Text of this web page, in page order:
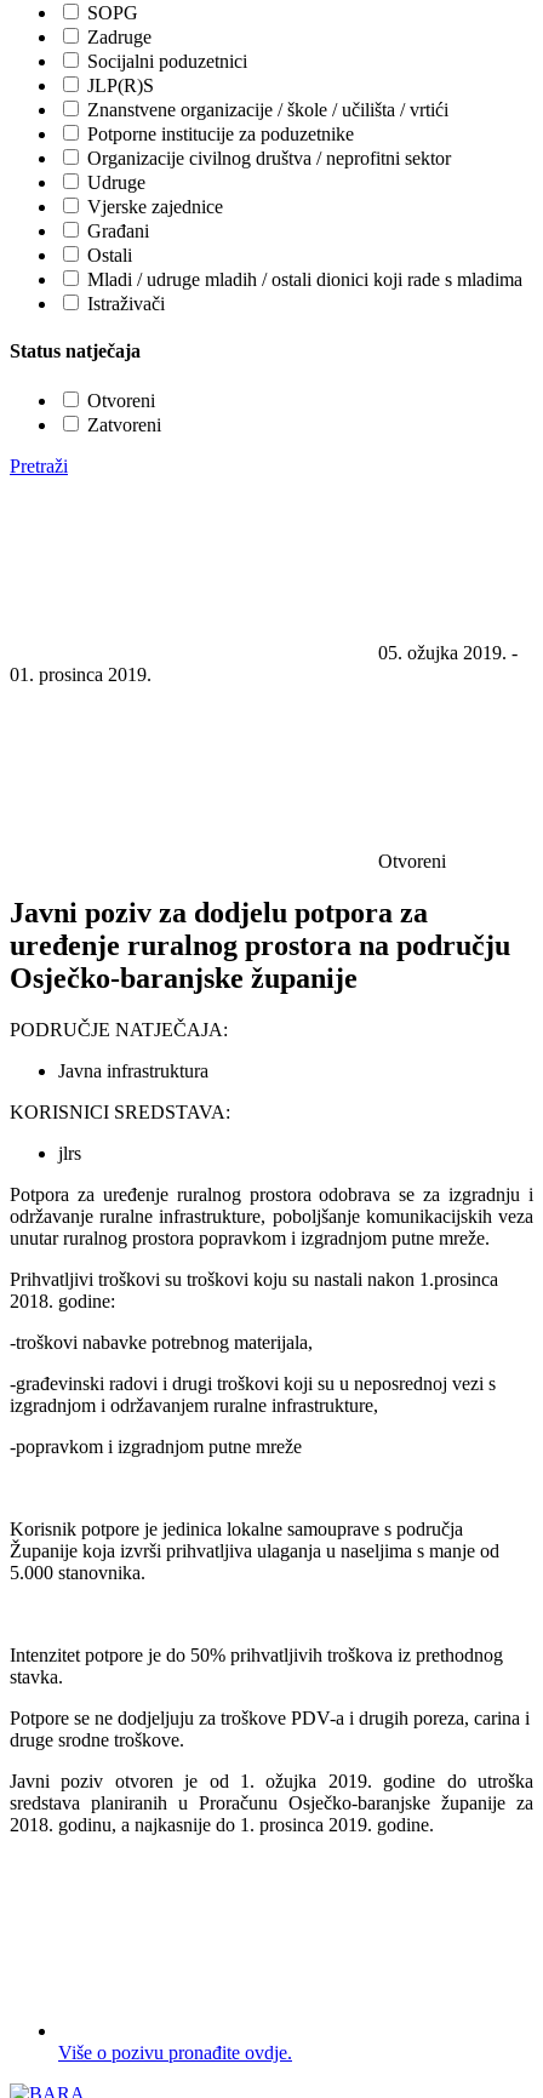
SOPG
Zadruge
Socijalni poduzetnici
JLP(R)S
Znanstvene organizacije / škole / učilišta / vrtići
Potporne institucije za poduzetnike
Organizacije civilnog društva / neprofitni sektor
Udruge
Vjerske zajednice
Građani
Ostali
Mladi / udruge mladih / ostali dionici koji rade s mladima
Istraživači
Status natječaja
Otvoreni
Zatvoreni
Pretraži
05. ožujka 2019. -
01. prosinca 2019.
Otvoreni
Javni poziv za dodjelu potpora za
uređenje ruralnog prostora na području
Osječko-baranjske županije
PODRUČJE NATJEČAJA:
Javna infrastruktura
KORISNICI SREDSTAVA:
jlrs
Potpora za uređenje ruralnog prostora odobrava se za izgradnju i
održavanje ruralne infrastrukture, poboljšanje komunikacijskih veza
unutar ruralnog prostora popravkom i izgradnjom putne mreže.
Prihvatljivi troškovi su troškovi koju su nastali nakon 1.prosinca
2018. godine:
-troškovi nabavke potrebnog materijala,
-građevinski radovi i drugi troškovi koji su u neposrednoj vezi s
izgradnjom i održavanjem ruralne infrastrukture,
-popravkom i izgradnjom putne mreže
Korisnik potpore je jedinica lokalne samouprave s područja
Županije koja izvrši prihvatljiva ulaganja u naseljima s manje od
5.000 stanovnika.
Intenzitet potpore je do 50% prihvatljivih troškova iz prethodnog
stavka.
Potpore se ne dodjeljuju za troškove PDV-a i drugih poreza, carina i
druge srodne troškove.
Javni poziv otvoren je od 1. ožujka 2019. godine do utroška
sredstava planiranih u Proračunu Osječko-baranjske županije za
2018. godinu, a najkasnije do 1. prosinca 2019. godine.
Više o pozivu pronađite ovdje.